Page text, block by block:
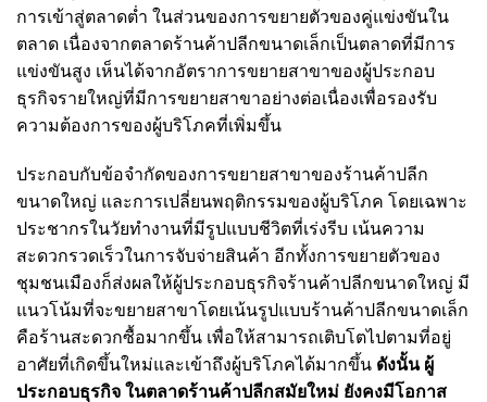
การเข้าสู่ตลาดต่ำ ในส่วนของการขยายตัวของคู่แข่งขันใน
ตลาด เนื่องจากตลาดร้านค้าปลีกขนาดเล็กเป็นตลาดที่มีการ
แข่งขันสูง เห็นได้จากอัตราการขยายสาขาของผู้ประกอบ
ธุรกิจรายใหญ่ที่มีการขยายสาขาอย่างต่อเนื่องเพื่อรองรับ
ความต้องการของผู้บริโภคที่เพิ่มขึ้น
ประกอบกับข้อจำกัดของการขยายสาขาของร้านค้าปลีก
ขนาดใหญ่ และการเปลี่ยนพฤติกรรมของผู้บริโภค โดยเฉพาะ
ประชากรในวัยทำงานที่มีรูปแบบชีวิตที่เร่งรีบ เน้นความ
สะดวกรวดเร็วในการจับจ่ายสินค้า อีกทั้งการขยายตัวของ
ชุมชนเมืองก็ส่งผลให้ผู้ประกอบธุรกิจร้านค้าปลีกขนาดใหญ่ มี
แนวโน้มที่จะขยายสาขาโดยเน้นรูปแบบร้านค้าปลีกขนาดเล็ก
คือร้านสะดวกซื้อมากขึ้น เพื่อให้สามารถเติบโตไปตามที่อยู่
อาศัยที่เกิดขึ้นใหม่และเข้าถึงผู้บริโภคได้มากขึ้น ดังนั้น ผู้
ประกอบธุรกิจ ในตลาดร้านค้าปลีกสมัยใหม่ ยังคงมีโอกาส